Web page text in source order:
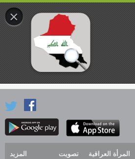
المرأة العراقية تصويت المزيد
×